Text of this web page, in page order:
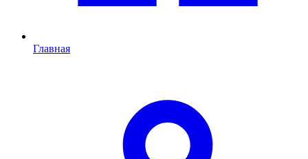
Главная